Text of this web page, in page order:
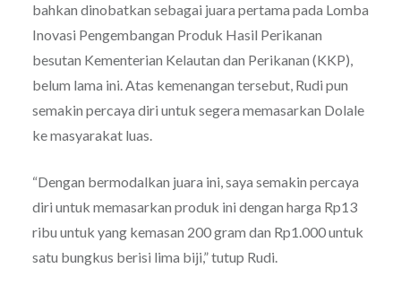
bahkan dinobatkan sebagai juara pertama pada Lomba
Inovasi Pengembangan Produk Hasil Perikanan
besutan Kementerian Kelautan dan Perikanan (KKP),
belum lama ini. Atas kemenangan tersebut, Rudi pun
semakin percaya diri untuk segera memasarkan Dolale
ke masyarakat luas.
“Dengan bermodalkan juara ini, saya semakin percaya
diri untuk memasarkan produk ini dengan harga Rp13
ribu untuk yang kemasan 200 gram dan Rp1.000 untuk
satu bungkus berisi lima biji,” tutup Rudi.